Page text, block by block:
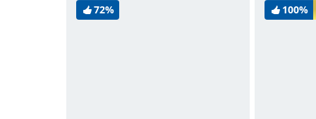
72% 100%